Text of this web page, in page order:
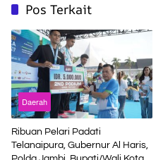
Pos Terkait
Daerah
Ribuan Pelari Padati
Telanaipura, Gubernur Al Haris,